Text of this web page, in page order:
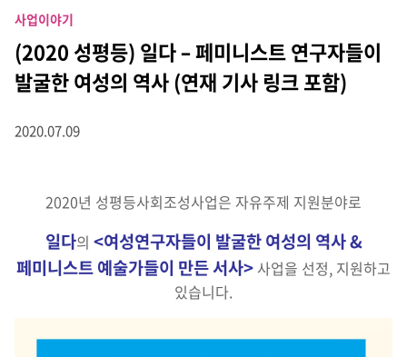
사업이야기
(2020 성평등) 일다 – 페미니스트 연구자들이
발굴한 여성의 역사 (연재 기사 링크 포함)
2020.07.09
2020년 성평등사회조성사업은 자유주제 지원분야로
일다의 <여성연구자들이 발굴한 여성의 역사 &
페미니스트 예술가들이 만든 서사> 사업을 선정, 지원하고
있습니다.